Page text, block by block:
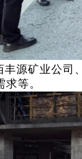
源矿业公司
等。